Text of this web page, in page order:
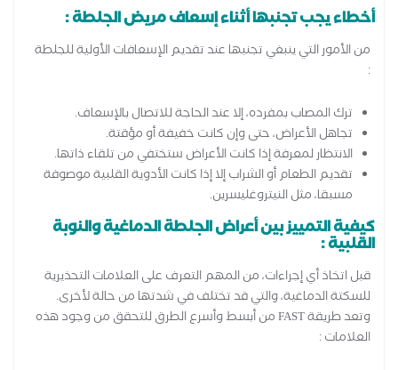
أخطاء يجب تجنبها أثناء إسعاف مريض الجلطة :
من الأمور التي ينبغي تجنبها عند تقديم الإسعافات الأولية للجلطة
:
ترك المصاب بمفرده، إلا عند الحاجة للاتصال بالإسعاف.
تجاهل الأعراض، حتى وإن كانت خفيفة أو مؤقتة.
الانتظار لمعرفة إذا كانت الأعراض ستختفي من تلقاء ذاتها.
تقديم الطعام أو الشراب إلا إذا كانت الأدوية القلبية موصوفة
مسبقا، مثل النيتروغليسرين.
كيفية التمييز بين أعراض الجلطة الدماغية والنوبة
القلبية :
قبل اتخاذ أي إجراءات، من المهم التعرف على العلامات التحذيرية
للسكتة الدماغية، والتي قد تختلف في شدتها من حالة لأخرى.
وتعد طريقة FAST من أبسط وأسرع الطرق للتحقق من وجود هذه
العلامات :